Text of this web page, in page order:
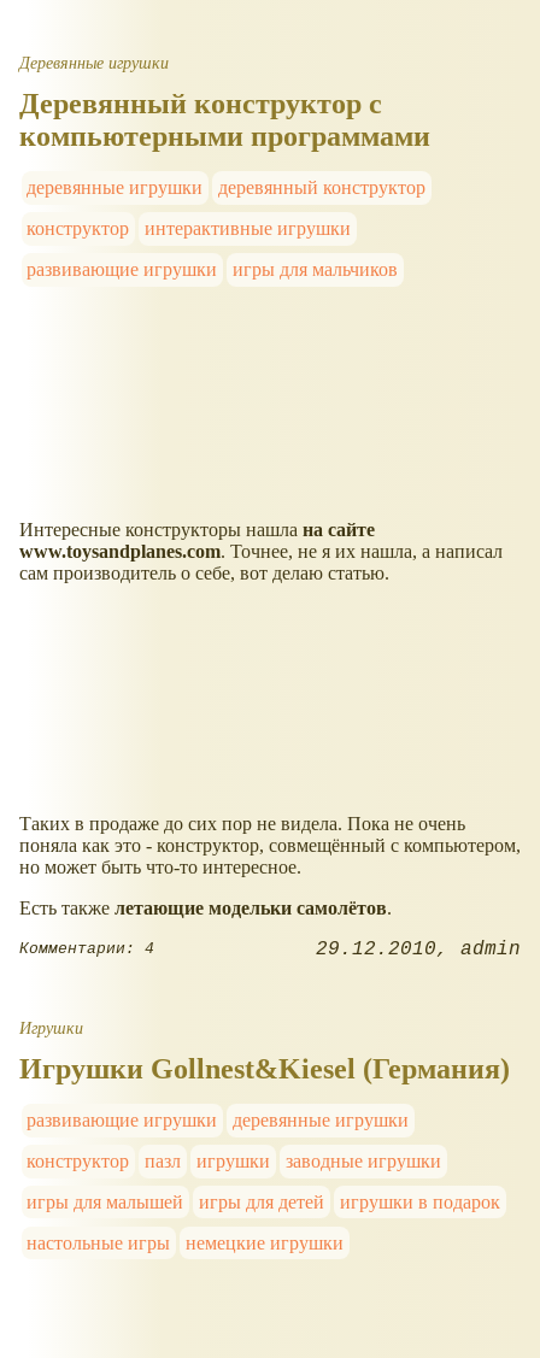
Деревянные игрушки
Деревянный конструктор с
компьютерными программами
деревянные игрушки
деревянный конструктор
конструктор
интерактивные игрушки
развивающие игрушки
игры для мальчиков
Интересные конструкторы нашла на сайте
www.toysandplanes.com. Точнее, не я их нашла, а написал
сам производитель о себе, вот делаю статью.
Таких в продаже до сих пор не видела. Пока не очень
поняла как это - конструктор, совмещённый с компьютером,
но может быть что-то интересное.
Есть также летающие модельки самолётов.
Комментарии: 4 29.12.2010 admin
Игрушки
Игрушки Gollnest&Kiesel (Германия)
развивающие игрушки
деревянные игрушки
конструктор
пазл игрушки
заводные игрушки
игры для малышей
игры для детей
игрушки в подарок
настольные игры
немецкие игрушки